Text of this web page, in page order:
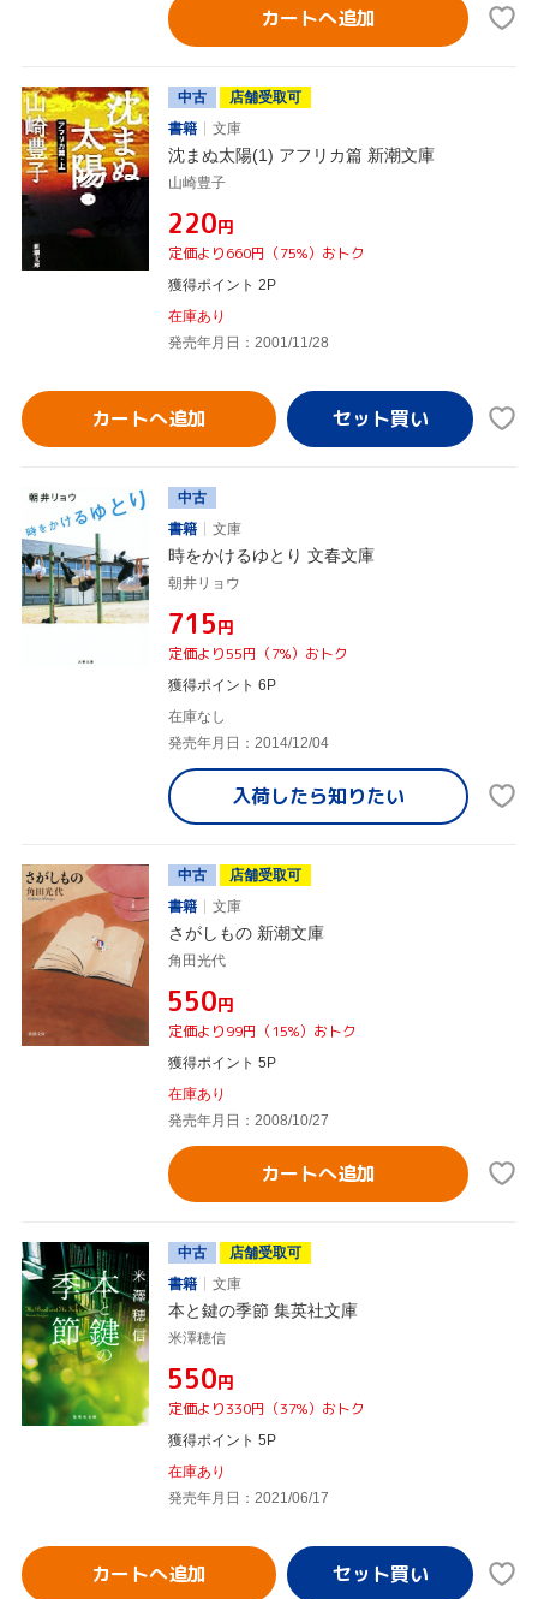
カートへ追加
中古
店舗受取可
書籍
文庫
沈まぬ太陽(1) アフリカ篇 新潮文庫
山崎豊子
¥220円
定価より660円（75%）おトク
獲得ポイント 2P
在庫あり
発売年月日：2001/11/28
カートへ追加
中古
書籍
文庫
時をかけるゆとり 文春文庫
朝井リョウ
¥715円
定価より55円（7%）おトク
獲得ポイント 6P
在庫なし
発売年月日：2014/12/04
入荷したら知りたい
中古
店舗受取可
書籍
文庫
さがしもの 新潮文庫
角田光代
¥550円
定価より99円（15%）おトク
獲得ポイント 5P
在庫あり
発売年月日：2008/10/27
カートへ追加
中古
店舗受取可
書籍
文庫
本と鍵の季節 集英社文庫
米澤穂信
¥550円
定価より330円（37%）おトク
獲得ポイント 5P
在庫あり
発売年月日：2021/06/17
カートへ追加